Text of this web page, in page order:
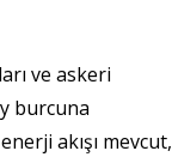
ve askeri
burcuna
akışı mevcut,